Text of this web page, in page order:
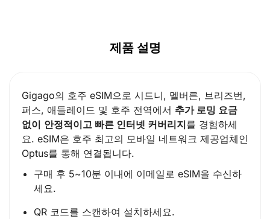
제품 설명
Gigago의 호주 eSIM으로 시드니, 멜버른, 브리즈번,
퍼스, 애들레이드 및 호주 전역에서 추가 로밍 요금
없이 안정적이고 빠른 인터넷 커버리지를 경험하세
요. eSIM은 호주 최고의 모바일 네트워크 제공업체인
Optus를 통해 연결됩니다.
구매 후 5~10분 이내에 이메일로 eSIM을 수신하
세요.
QR 코드를 스캔하여 설치하세요.